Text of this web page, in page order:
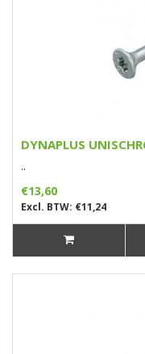
DYNAPLUS
..
€13,60
Excl. BTW: €11,24